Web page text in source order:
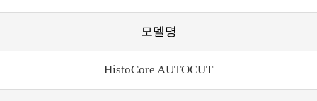
모델명
HistoCore AUTOCUT